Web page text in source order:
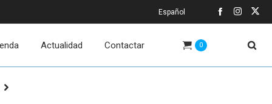
Español
Actualidad Contactar 0